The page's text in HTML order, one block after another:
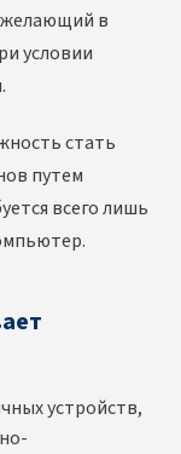
в
условии
стать
путем
всего лишь
устройств,